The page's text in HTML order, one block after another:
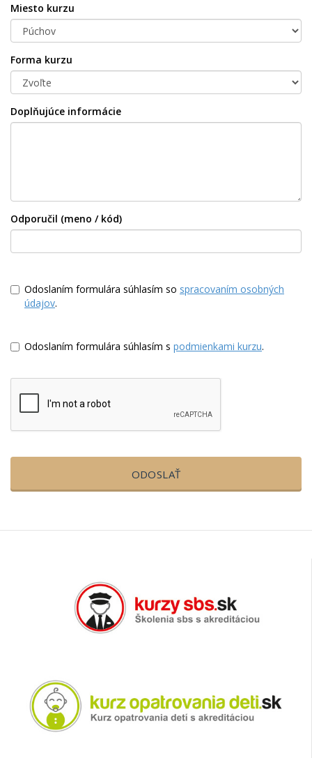
Miesto kurzu
Forma kurzu
Doplňujúce informácie
Odporučil (meno / kód)
Odoslaním formulára súhlasím so spracovaním osobných
údajov.
Odoslaním formulára súhlasím s podmienkami kurzu.
ODOSLAŤ